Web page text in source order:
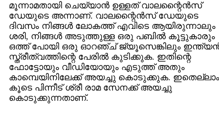
മൂന്നാമതായി ചെയ്യാന്‍ ഉള്ളത് വാലന്റൈന്‍സ്
ഡേയുടെ അന്നാണ്. വാലന്റൈന്‍സ് ഡേയുടെ
ദിവസം നിങ്ങള്‍ ലോകത്ത് എവിടെ ആയിരുന്നാലും
ശരി, നിങ്ങള്‍ അടുത്തുള്ള ഒരു പബില്‍ കൂട്ടുകാരും
ഒത്ത് പോയി ഒരു ഓറഞ്ച് ജ്യൂസെങ്കിലും
സ്ത്രീത്വത്തിന്റെ പേരില്‍ കുടിക്കുക. ഇതിന്റെ
ഫോട്ടോയും വീഡിയോയും എടുത്ത് അതും
കാമ്പെയിനിലേക്ക് അയച്ചു കൊടുക്കുക. ഇതെല്ലാം
കൂടെ പിന്നീട് ശ്രീ രാമ സേനക്ക് അയച്ചു
കൊടുക്കുന്നതാണ്.